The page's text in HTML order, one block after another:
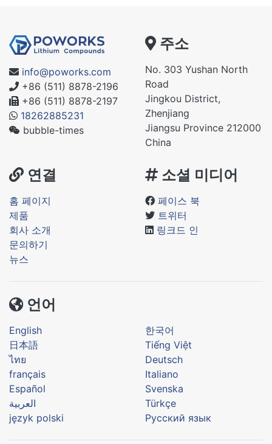
info@poworks.com
+86 (511) 8878-2196
+86 (511) 8878-2197
18262885231
bubble-times
주소
No. 303 Yushan North
Road
Jingkou District,
Zhenjiang
Jiangsu Province 212000
China
연결
홈 페이지
제품
회사 소개
문의하기
뉴스
소셜 미디어
페이스 북
트위터
링크드 인
언어
English
한국어
日本語
Tiếng Việt
ไทย
Deutsch
français
Italiano
Español
Svenska
العربية
Türkçe
język polski
Русский язык